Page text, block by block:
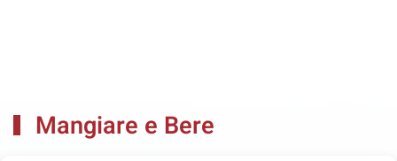
Mangiare e Bere